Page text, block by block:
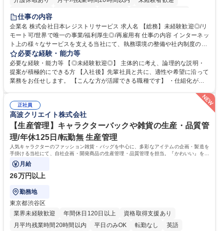
住宅手当あり
完全週休2日制
交通費支給 駅近5分以内 土日祝休み 服装自由
仕事の内容
企業名 株式会社日本レジストリサービス 求人名 【総務】未経験歓迎◎/リ
モート可/世界で唯一の事業/福利厚生◎/再雇用有 仕事の内容 インターネッ
ト上の様々なサービスを支える当社にて、執務環境の整備や社内制度の検
討、イベント運営などの幅広い業務を担当し、間接的に会社の生産性向上
や成長に貢献している部署です。 会社の全メンバーが安心して長く成果を
発揮できる環境を整えるために、毎日のメンテナンスや維持管理に加え、
新たな施策検討を積極的に行っていただき、会社全体を巻き込み課題解決
善・イベント企画/運営・非常時の対応 など、本人の希望や適性によって
幅広い業務の体得が可能で、多様なキャリアパスを描くことも可能です。
募集職種 【総務】未経験歓迎◎/リモート可/世界で唯一の事業/福利厚生◎/
再雇用有
必要な経験・能力等
必要な経験・能力等 【◎未経験歓迎◎】 主体的に考え、論理的な説明・
提案が積極的にできる方 【入社後】先輩社員と共に、適性や希望に沿って
業務をお任せします。 【こんな方が活躍できる職種です】 ・仕組化が好
様々な立場で物事を考えられる・定型業務だけでなく突発的な出来事にも
対処できる・新しいことに興味関心がある 【魅力】■自己啓発支援：資格
取得や通信教育など費用の80%（年間25万円まで）を補助 ■住宅手当：家
賃の50%（月額7万円まで）を補助 学歴・資格 学歴：大学院 大学 語学
力： 資格：
正社員
高波クリエイト株式会社
【生産管理】キャラクターバックや雑貨の生産・品質管
理/年休125日/転勤無 生産管理
人気キャラクターのファッション雑貨・バッグを中心に、多彩なアイテムの企画・製造を
手掛ける当社にて、自社企画・開発商品の生産管理・品質管理を担当。『かわいい』を届
けるやりがいのあるポジションです。
月給
26万円以上
勤務地
東京都渋谷区
業界未経験歓迎
年間休日120日以上
資格取得支援あり
月平均残業時間20時間以内
平日のみOK 転勤なし
英語